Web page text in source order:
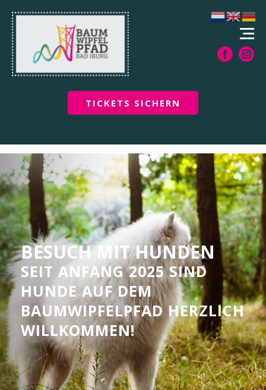
TICKETS SICHERN
BESUCH MIT HUNDEN
SEIT ANFANG 2025 SIND
HUNDE AUF DEM
BAUMWIPFELPFAD HERZLICH
WILLKOMMEN!